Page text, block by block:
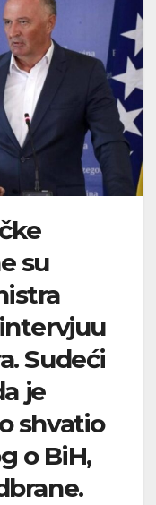
su
Sudeći
je
shvatio
o BiH,